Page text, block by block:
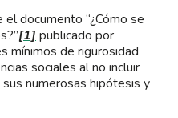
documento “¿Cómo se
[1] publicado por
mínimos de rigurosidad
sociales al no incluir
numerosas hipótesis y